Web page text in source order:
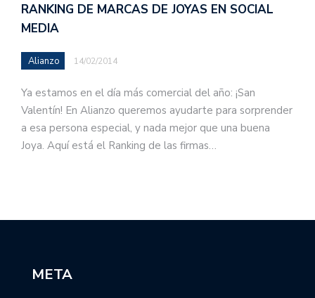
RANKING DE MARCAS DE JOYAS EN SOCIAL
MEDIA
Alianzo 14/02/2014
Ya estamos en el día más comercial del año: ¡San
Valentín! En Alianzo queremos ayudarte para sorprender
a esa persona especial, y nada mejor que una buena
Joya. Aquí está el Ranking de las firmas…
META